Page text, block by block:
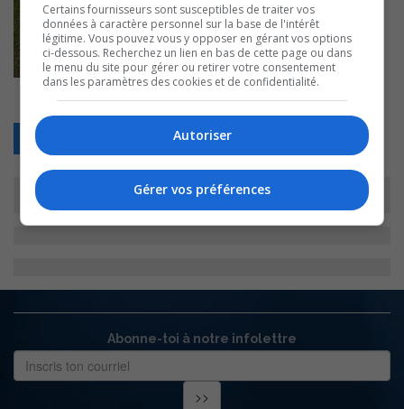
Abonne-toi à notre infolettre
Certains fournisseurs sont susceptibles de traiter vos
données à caractère personnel sur la base de l'intérêt
légitime. Vous pouvez vous y opposer en gérant vos options
ci-dessous. Recherchez un lien en bas de cette page ou dans
le menu du site pour gérer ou retirer votre consentement
dans les paramètres des cookies et de confidentialité.
Autoriser
Gérer vos préférences